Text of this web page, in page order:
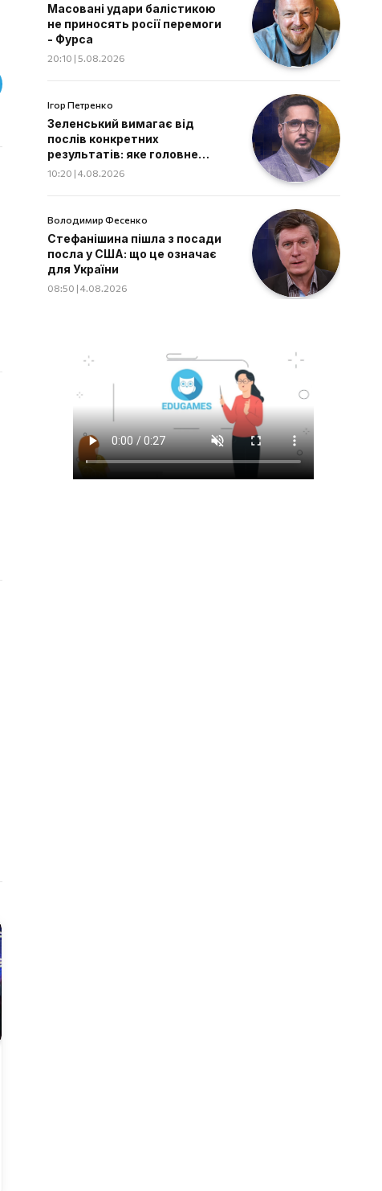
Масовані удари балістикою
не приносять росії перемоги
- Фурса
20:10 | 5.08.2026
Ігор Петренко
Зеленський вимагає від
послів конкретних
результатів: яке головне
завдання дипломатів
10:20 | 4.08.2026
Володимир Фесенко
Стефанішина пішла з посади
посла у США: що це означає
для України
08:50 | 4.08.2026